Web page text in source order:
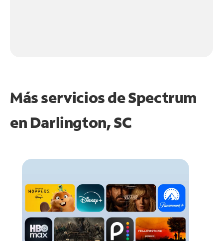
Más servicios de Spectrum
en Darlington, SC